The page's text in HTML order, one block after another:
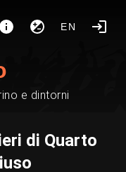
EN
e dintorni
di Quarto